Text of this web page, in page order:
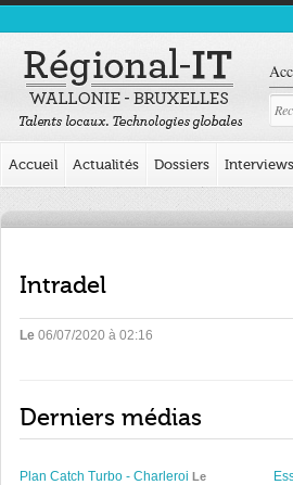
Accueil Actualités Dossiers Interviews
Intradel
Le 06/07/2020 à 02:16
Derniers médias
Plan Catch Turbo - Charleroi Le